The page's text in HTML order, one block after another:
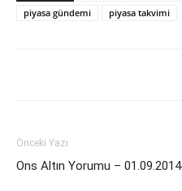
piyasa gündemi
piyasa takvimi
Önceki Yazı
Ons Altın Yorumu – 01.09.2014